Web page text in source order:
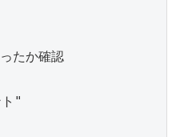
たか確認
"